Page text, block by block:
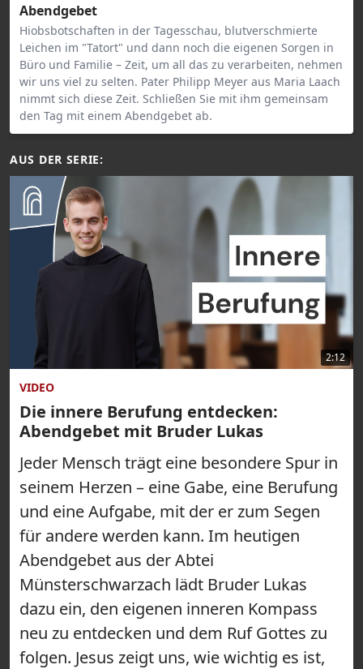
Abendgebet
Hiobsbotschaften in der Tagesschau, blutverschmierte
Leichen im "Tatort" und dann noch die eigenen Sorgen in
Büro und Familie – Zeit, um all das zu verarbeiten, nehmen
wir uns viel zu selten. Pater Philipp Meyer aus Maria Laach
nimmt sich diese Zeit. Schließen Sie mit ihm gemeinsam
den Tag mit einem Abendgebet ab.
AUS DER SERIE:
2:12
VIDEO
Die innere Berufung entdecken:
Abendgebet mit Bruder Lukas
Jeder Mensch trägt eine besondere Spur in
seinem Herzen – eine Gabe, eine Berufung
und eine Aufgabe, mit der er zum Segen
für andere werden kann. Im heutigen
Abendgebet aus der Abtei
Münsterschwarzach lädt Bruder Lukas
dazu ein, den eigenen inneren Kompass
neu zu entdecken und dem Ruf Gottes zu
folgen. Jesus zeigt uns, wie wichtig es ist,